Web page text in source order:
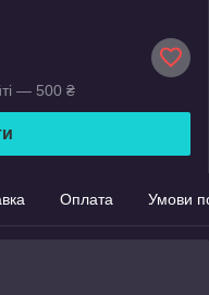
— 500 ₴
Оплата Умови